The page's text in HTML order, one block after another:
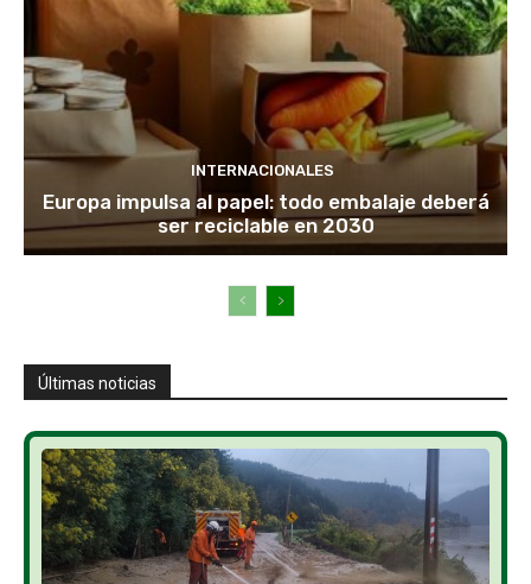
INTERNACIONALES
Europa impulsa al papel: todo embalaje deberá
ser reciclable en 2030
Últimas noticias